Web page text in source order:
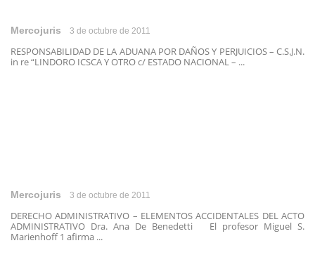
Mercojuris 3 de octubre de 2011
RESPONSABILIDAD DE LA ADUANA POR DAÑOS Y PERJUICIOS – C.S.J.N.
in re “LINDORO ICSCA Y OTRO c/ ESTADO NACIONAL – ...
Mercojuris 3 de octubre de 2011
DERECHO ADMINISTRATIVO – ELEMENTOS ACCIDENTALES DEL ACTO
ADMINISTRATIVO Dra. Ana De Benedetti El profesor Miguel S.
Marienhoff 1 afirma ...